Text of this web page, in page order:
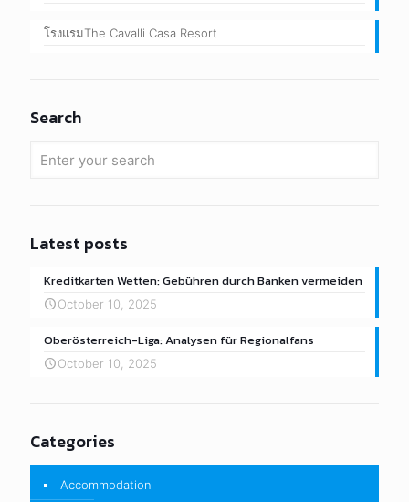
โรงแรมThe Cavalli Casa Resort
Search
Latest posts
Kreditkarten Wetten: Gebühren durch Banken vermeiden
October 10, 2025
Oberösterreich-Liga: Analysen für Regionalfans
October 10, 2025
Categories
Accommodation